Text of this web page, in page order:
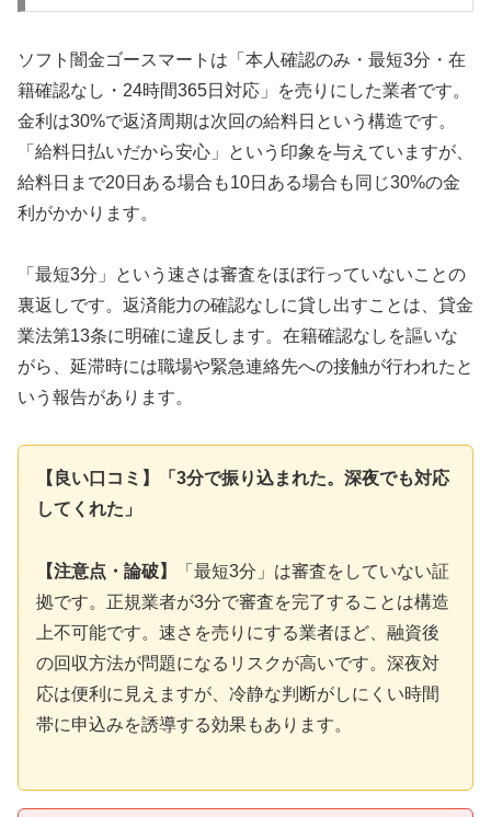
ソフト闇金ゴースマートは「本人確認のみ・最短3分・在
籍確認なし・24時間365日対応」を売りにした業者です。
金利は30%で返済周期は次回の給料日という構造です。
「給料日払いだから安心」という印象を与えていますが、
給料日まで20日ある場合も10日ある場合も同じ30%の金
利がかかります。
「最短3分」という速さは審査をほぼ行っていないことの
裏返しです。返済能力の確認なしに貸し出すことは、貸金
業法第13条に明確に違反します。在籍確認なしを謳いな
がら、延滞時には職場や緊急連絡先への接触が行われたと
いう報告があります。
【良い口コミ】「3分で振り込まれた。深夜でも対応
してくれた」
【注意点・論破】
「最短3分」は審査をしていない証
拠です。正規業者が3分で審査を完了することは構造
上不可能です。速さを売りにする業者ほど、融資後
の回収方法が問題になるリスクが高いです。深夜対
応は便利に見えますが、冷静な判断がしにくい時間
帯に申込みを誘導する効果もあります。